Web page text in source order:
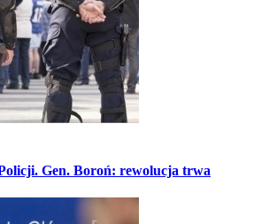
Gen. Boroń: rewolucja trwa